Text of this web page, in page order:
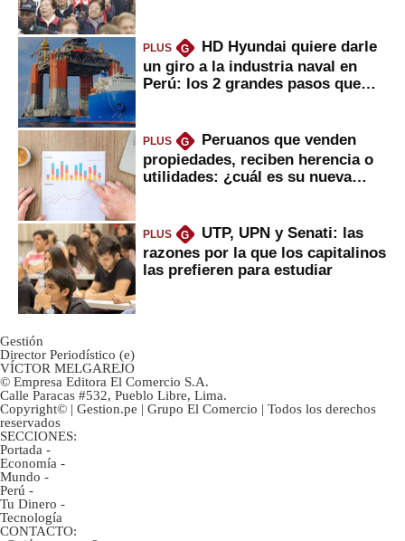
PLUS G
HD Hyundai quiere darle
un giro a la industria naval en
Perú: los 2 grandes pasos que
PLUS G
Peruanos que venden
propiedades, reciben herencia o
utilidades: ¿cuál es su nueva
PLUS G
UTP, UPN y Senati: las
razones por la que los capitalinos
las prefieren para estudiar
Gestión
Director Periodístico (e)
VÍCTOR MELGAREJO
© Empresa Editora El Comercio S.A.
Calle Paracas #532, Pueblo Libre, Lima.
Copyright© | Gestion.pe | Grupo El Comercio | Todos los derechos
reservados
SECCIONES:
Portada -
Economía -
Mundo -
Perú -
Tu Dinero -
Tecnología
CONTACTO: